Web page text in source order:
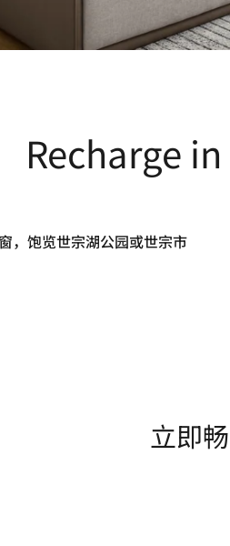
Recharge
，饱览世宗湖公园或世宗市
立即